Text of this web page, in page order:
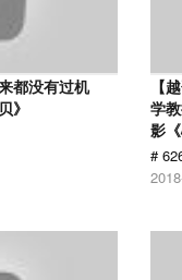
都没有过机
》
【
学
影
#